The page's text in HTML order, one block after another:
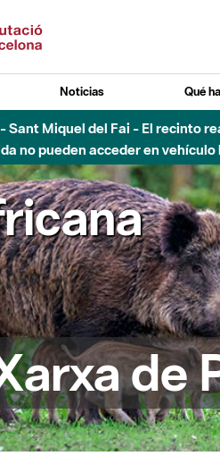
Noticias Qué
Sant Miquel del Fai - El recinto
no pueden acceder en
de